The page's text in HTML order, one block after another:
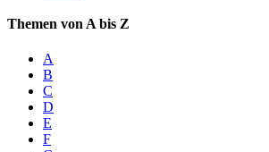
Themen von A bis Z
A
B
C
D
E
F